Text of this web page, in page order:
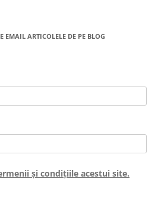
EMAIL ARTICOLELE DE PE BLOG
și condițiile acestui site.